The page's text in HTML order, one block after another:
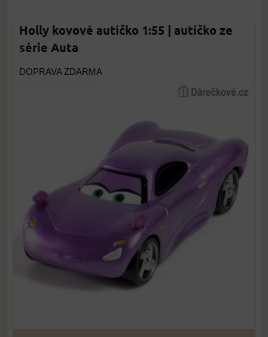
Holly kovové autíčko 1:55 | autíčko ze
série Auta
DOPRAVA ZDARMA